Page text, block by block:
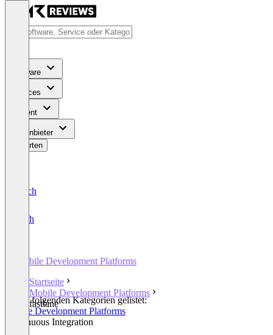
Software
Services
Content
Für Anbieter
Bewerten
Deutsch
English
Mobile Development Platforms
Startseite
Mobile Development Platforms
fastlane
In den folgenden Kategorien gelistet:
Mobile Development Platforms
Continuous Integration